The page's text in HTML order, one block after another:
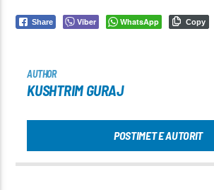
Share Viber WhatsApp Copy
AUTHOR
KUSHTRIM GURAJ
POSTIMET E AUTORIT